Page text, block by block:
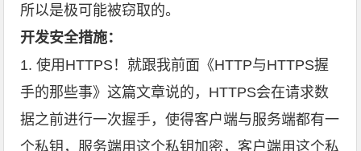
所以是极可能被窃取的。
开发安全措施：
1. 使用HTTPS！就跟我前面《HTTP与HTTPS握
手的那些事》这篇文章说的，HTTPS会在请求数
据之前进行一次握手，使得客户端与服务端都有一
个私钥，服务端用这个私钥加密，客户端用这个私